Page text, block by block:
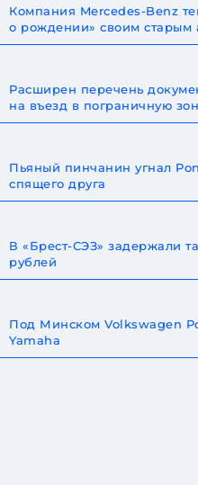
Компания Mercedes-Benz
о рождении» своим старым
Расширен перечень
на въезд в пограничную
Пьяный пинчанин угнал
спящего друга
В «Брест-СЭЗ» задержали
рублей
Под Минском Volkswagen
Yamaha